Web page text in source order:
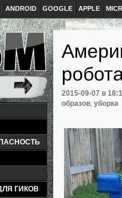
ANDROID GOOGLE APPLE
ГИКОВ
2015-09-07 в
образов, уборка